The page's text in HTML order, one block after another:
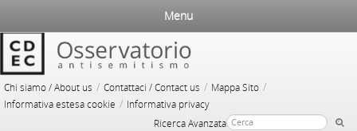
Chi siamo / About us / Contattaci / Contact us / Mappa Sito /
Informativa estesa cookie / Informativa privacy
Ricerca Avanzata
Menu